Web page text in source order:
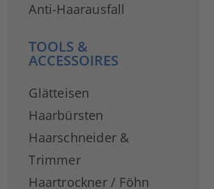
Anti-Haarausfall
TOOLS &
ACCESSOIRES
Glätteisen
Haarbürsten
Haarschneider &
Trimmer
Haartrockner / Föhn